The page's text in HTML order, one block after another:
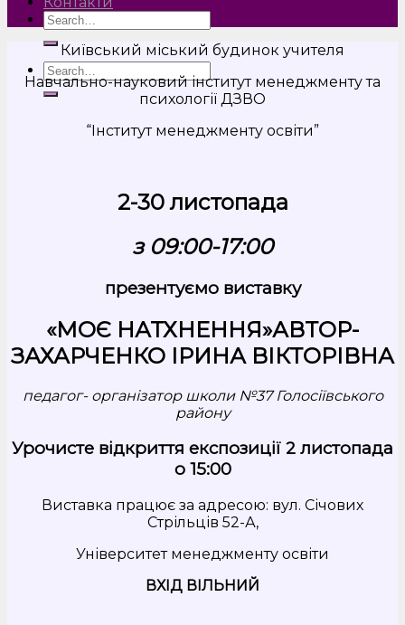
Київський міський будинок учителя
Навчально-науковий інститут менеджменту та
психології ДЗВО
“Інститут менеджменту освіти”
2-30 листопада
з 09:00-17:00
презентуємо виставку
«МОЄ НАТХНЕННЯ»АВТОР-
ЗАХАРЧЕНКО ІРИНА ВІКТОРІВНА
педагог- організатор школи №37 Голосіївського
району
Урочисте відкриття експозиції 2 листопада
о 15:00
Виставка працює за адресою: вул. Січових
Стрільців 52-А,
Університет менеджменту освіти
ВХІД ВІЛЬНИЙ